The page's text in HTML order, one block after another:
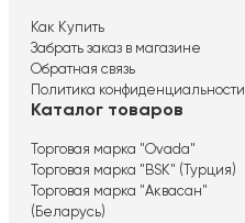
Как Купить
Забрать заказ в магазине
Обратная связь
Политика конфиденциальности
Каталог товаров
Торговая марка "Ovada"
Торговая марка "BSK" (Турция)
Торговая марка "Аквасан"
(Беларусь)